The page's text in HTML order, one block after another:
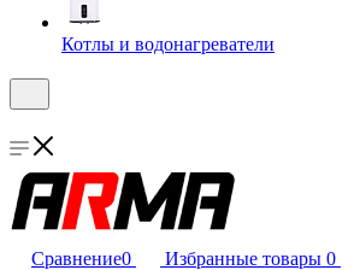
Котлы и водонагреватели
Сравнение0 Избранные товары 0